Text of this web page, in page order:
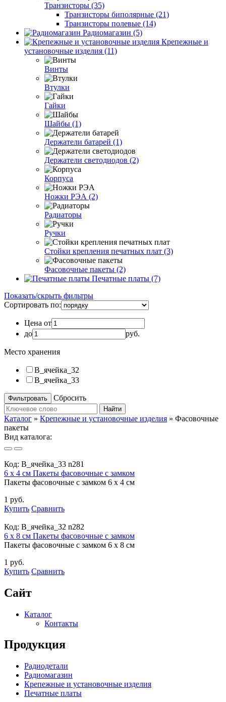
Транзисторы (35)
Транзисторы биполярные (21)
Транзисторы полевые (14)
Радиомагазин (5)
Крепежные и
установочные изделия (11)
Винты
Втулки
Гайки
Шайбы (1)
Держатели батарей (1)
Держатели светодиодов (2)
Корпуса
Ножки РЭА (2)
Радиаторы
Ручки
Стойки крепления печатных плат (3)
Фасовочные пакеты (2)
Печатные платы (7)
Показать/скрыть фильтры
Сортировать по:
Цена от
до
руб.
Место хранения
B_ячейка_32
B_ячейка_33
Сбросить
Найти
Каталог » Крепежные и установочные изделия » Фасовочные
пакеты
Вид каталога:
Код: B_ячейка_33 n281
6 х 4 см Пакеты фасовочные с замком
Пакеты фасовочные с замком 6 х 4 см
1 руб.
Купить Сравнить
Код: B_ячейка_32 n282
6 х 8 см Пакеты фасовочные с замком
Пакеты фасовочные с замком 6 х 8 см
1 руб.
Купить Сравнить
Сайт
Каталог
Контакты
Продукция
Радиодетали
Радиомагазин
Крепежные и установочные изделия
Печатные платы